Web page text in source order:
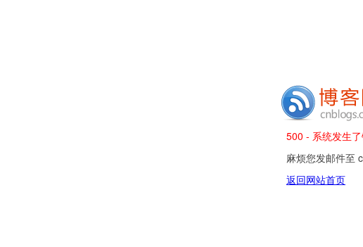
500 - 系统发生
麻烦您发邮件至
返回网站首页